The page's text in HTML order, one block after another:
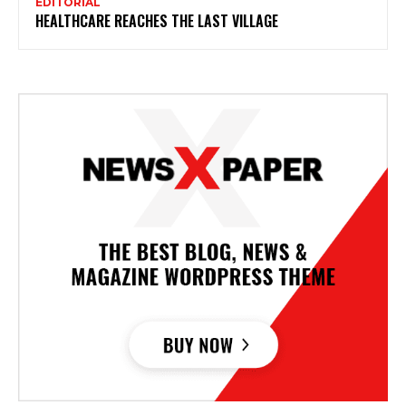
HEALTHCARE REACHES THE LAST VILLAGE